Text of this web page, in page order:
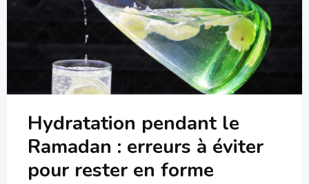
Hydratation pendant le
Ramadan : erreurs à éviter
pour rester en forme